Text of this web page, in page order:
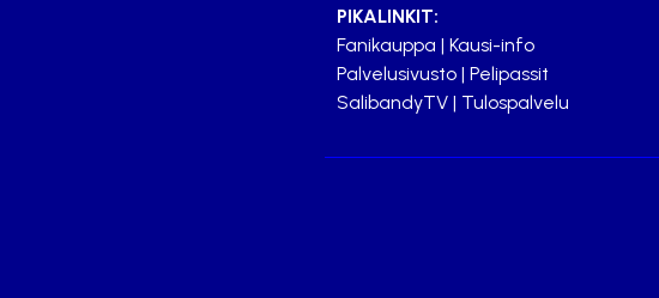
PIKALINKIT:
Fanikauppa | Kausi-info
Palvelusivusto | Pelipassit
SalibandyTV | Tulospalvelu